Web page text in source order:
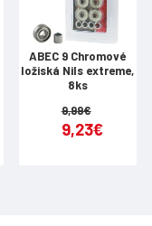
ABEC 9 Chromové
ložiská Nils extreme,
8ks
9,23€
9,99€